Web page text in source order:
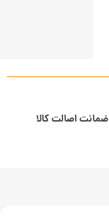
ضمانت اصالت کالا